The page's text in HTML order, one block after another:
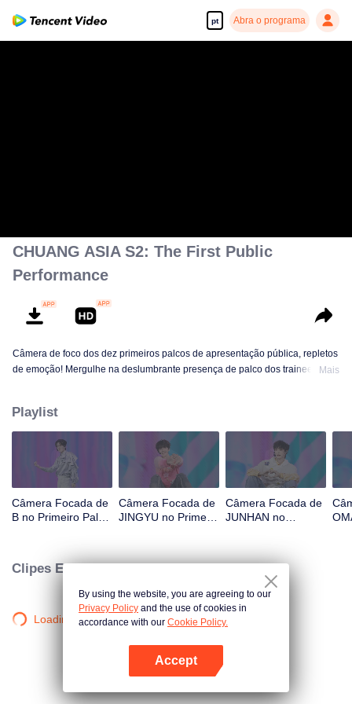
pt Abra o programa
Abra o programa
CHUANG ASIA S2: The First Public
Performance
Câmera de foco dos dez primeiros palcos de apresentação pública, repletos
de emoção! Mergulhe na deslumbrante presença de palco dos trainees! OK,
Mais
Playlist
Câmera Focada de
B no Primeiro Palco
Câmera Focada de
JINGYU no Primeiro
Câmera Focada de
JUNHAN no
Clipes Exclusivos
Loading…
By using the website, you are agreeing to our
Privacy Policy and the use of cookies in
accordance with our Cookie Policy.
Accept